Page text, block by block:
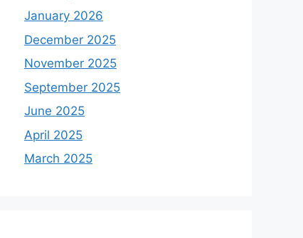
January 2026
December 2025
November 2025
September 2025
June 2025
April 2025
March 2025